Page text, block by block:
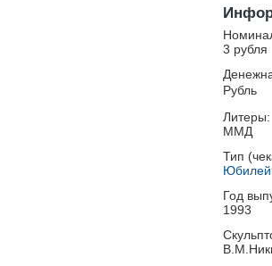
3 рубля
Рубль
Литеры:
ММД
Тип
Год
1993